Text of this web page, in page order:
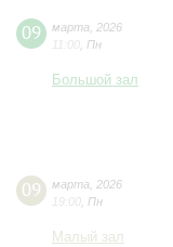
09 марта
2026
11:00 Пн
Большой зал
09 марта
2026
19:00 Пн
Малый зал